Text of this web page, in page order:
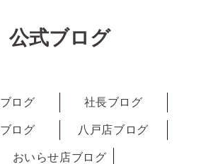
公式ブログ
ログ 社長ブログ
ログ 八戸店ブログ
おいらせ店ブログ